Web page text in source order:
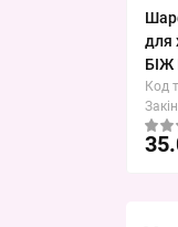
для
БІЖ
Код